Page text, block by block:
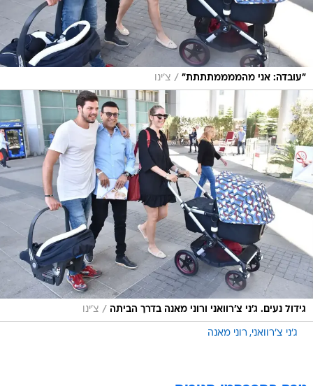
"עובדה: אני מהממממתתתת" / צ'ינו
גידול נעים. ג'ני צ'רוואני ורוני מאנה בדרך הביתה / צ'ינו
ג'ני צ'רוואני רוני מאנה